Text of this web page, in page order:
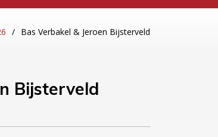
Bas Verbakel & Jeroen Bijsterveld
Bijsterveld